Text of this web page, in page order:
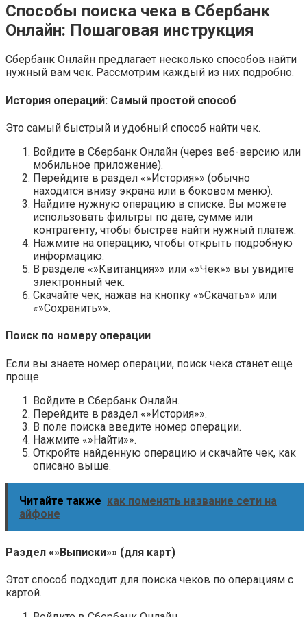
Способы поиска чека в Сбербанк
Онлайн: Пошаговая инструкция
Сбербанк Онлайн предлагает несколько способов найти
нужный вам чек. Рассмотрим каждый из них подробно.
История операций: Самый простой способ
Это самый быстрый и удобный способ найти чек.
Войдите в Сбербанк Онлайн (через веб-версию или
мобильное приложение).
Перейдите в раздел «»История»» (обычно
находится внизу экрана или в боковом меню).
Найдите нужную операцию в списке. Вы можете
использовать фильтры по дате, сумме или
контрагенту, чтобы быстрее найти нужный платеж.
Нажмите на операцию, чтобы открыть подробную
информацию.
В разделе «»Квитанция»» или «»Чек»» вы увидите
электронный чек.
Скачайте чек, нажав на кнопку «»Скачать»» или
«»Сохранить»».
Поиск по номеру операции
Если вы знаете номер операции, поиск чека станет еще
проще.
Войдите в Сбербанк Онлайн.
Перейдите в раздел «»История»».
В поле поиска введите номер операции.
Нажмите «»Найти»».
Откройте найденную операцию и скачайте чек, как
описано выше.
Читайте также как поменять название сети на
айфоне
Раздел «»Выписки»» (для карт)
Этот способ подходит для поиска чеков по операциям с
картой.